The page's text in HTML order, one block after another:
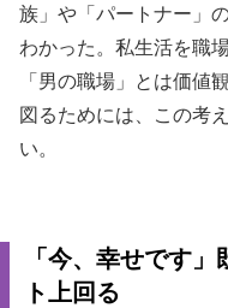
族」や「パートナー」
わかった。私生活を職
「男の職場」とは価値
図るためには、この考
い。
「今、幸せです
ト上回る